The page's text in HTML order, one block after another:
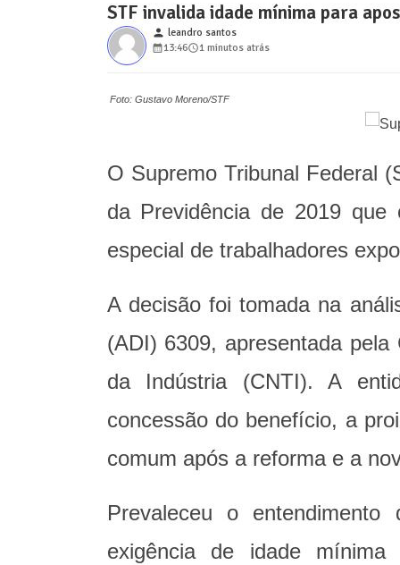
STF invalida idade mínima para
person leandro santos
13:46
1 minutos atrás
Foto: Gustavo Moreno/STF
O Supremo Tribunal Federal
da Previdência de 2019 que
especial de trabalhadores
A decisão foi tomada na
(ADI) 6309, apresentada pela
da Indústria (CNTI). A
concessão do benefício, a
comum após a reforma e a
Prevaleceu o
exigência de idade mínima